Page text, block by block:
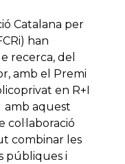
Catalana per
han
recerca, del
amb el Premi
en R+I
amb aquest
combinar les
públiques i